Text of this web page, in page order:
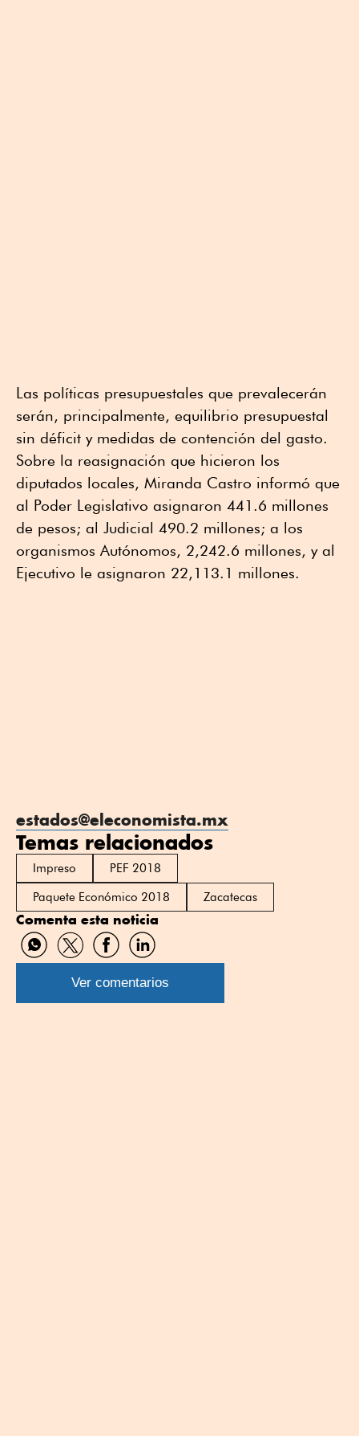
Las políticas presupuestales que prevalecerán
serán, principalmente, equilibrio presupuestal
sin déficit y medidas de contención del gasto.
Sobre la reasignación que hicieron los
diputados locales, Miranda Castro informó que
al Poder Legislativo asignaron 441.6 millones
de pesos; al Judicial 490.2 millones; a los
organismos Autónomos, 2,242.6 millones, y al
Ejecutivo le asignaron 22,113.1 millones.
estados@eleconomista.mx
Temas relacionados
Impreso
PEF 2018
Paquete Económico 2018
Zacatecas
Comenta esta noticia
Compartir
por
WhatsApp
Compartir
por
Twitter
Compartir
por
Facebook
Compartir
por
Linkedin
Ver comentarios